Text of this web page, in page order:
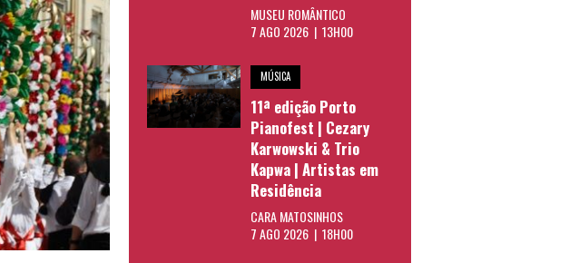
MUSEU ROMÂNTICO
7 AGO 2026 | 13H00
MÚSICA
11ª edição Porto
Pianofest | Cezary
Karwowski & Trio
Kapwa | Artistas em
Residência
CARA MATOSINHOS
7 AGO 2026 | 18H00